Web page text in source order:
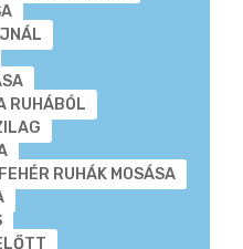
RUHÁBÓL
FEHÉR RUHÁK MOSÁSA